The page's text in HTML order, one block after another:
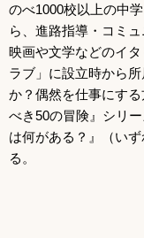
のべ1000校以上の中
ら、進路指導・コミ
映画や文学などのイ
ラブ」に設立時から
か？偶然を仕事にす
べき50の冒険』シリ
は何がある？』（い
る。